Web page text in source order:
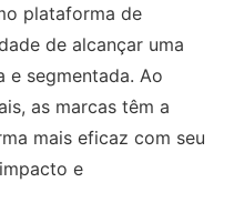
plataforma de
de alcançar uma
e segmentada. Ao
as marcas têm a
mais eficaz com seu
e